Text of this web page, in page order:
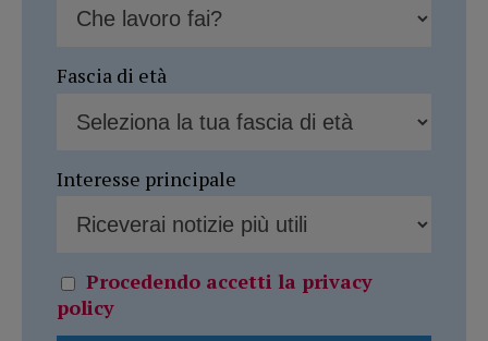
Fascia di età
Interesse principale
Procedendo accetti la privacy
policy